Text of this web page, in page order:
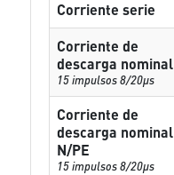
Corriente serie
Corriente de
descarga nominal
15 impulsos 8/20µs
Corriente de
descarga nominal
N/PE
15 impulsos 8/20µs